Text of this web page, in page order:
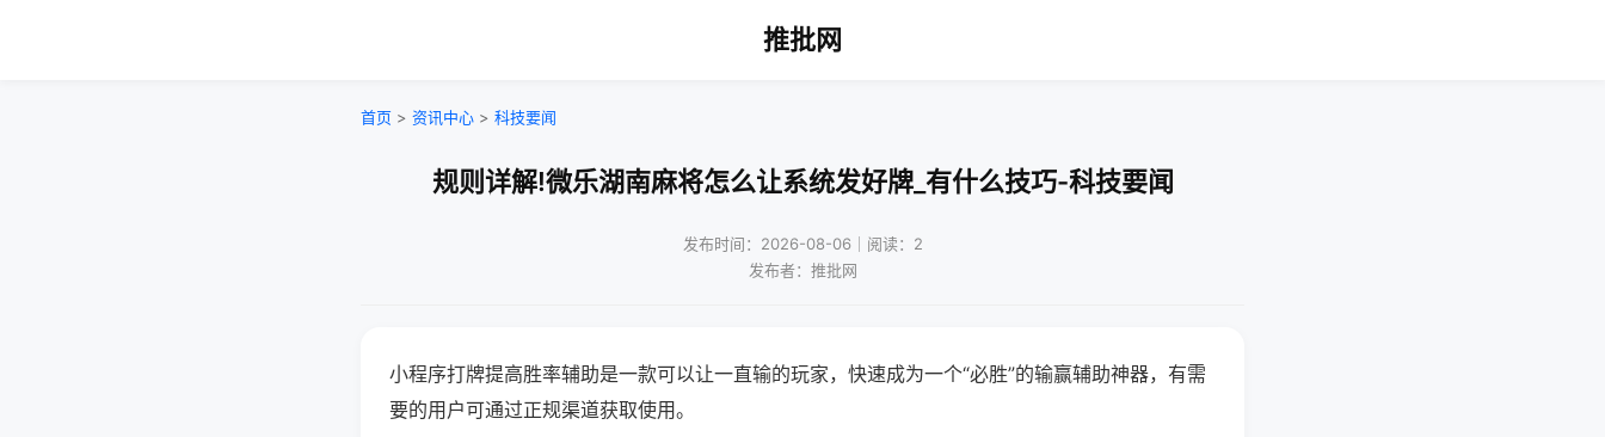
推批网
首页 > 资讯中心 > 科技要闻
规则详解!微乐湖南麻将怎么让系统发好牌_有什么技巧-科技要闻
发布时间：2026-08-06｜阅读：2
发布者：推批网
小程序打牌提高胜率辅助是一款可以让一直输的玩家，快速成为一个“必胜”的输赢辅助神器，有需
要的用户可通过正规渠道获取使用。